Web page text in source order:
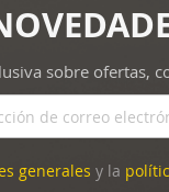
sobre ofertas,
generales y la